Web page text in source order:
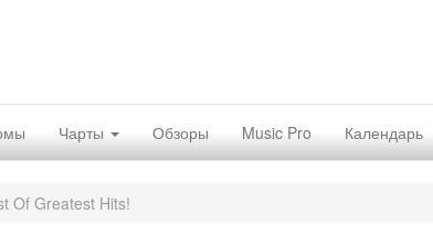
Чарты Обзоры Music Pro Календарь
Of Greatest Hits!